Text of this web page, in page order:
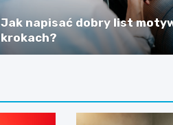
Jak napisać dobry list
krokach?